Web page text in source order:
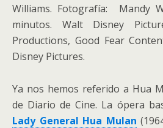
Williams. Fotografía: Mandy
minutos. Walt Disney
Productions, Good Fear
Disney Pictures.
Ya nos hemos referido a Hua
de Diario de Cine. La ópera
Lady General Hua Mulan